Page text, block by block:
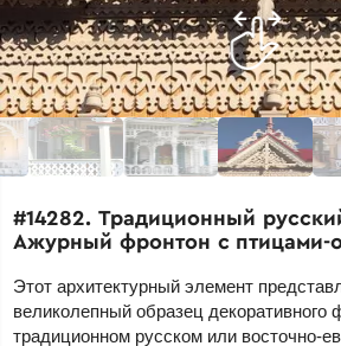
#14282. Традиционный
Ажурный фронтон с птицами-
Этот архитектурный элемент
великолепный образец декоративного
традиционном русском или восточно-